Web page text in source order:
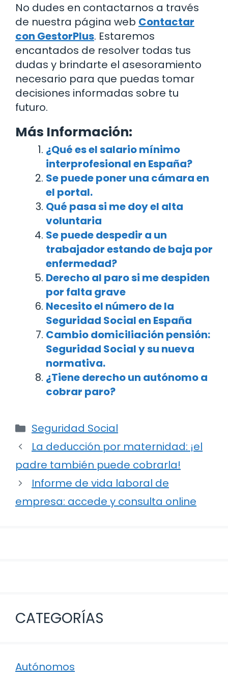
No dudes en contactarnos a través
de nuestra página web Contactar
con GestorPlus. Estaremos
encantados de resolver todas tus
dudas y brindarte el asesoramiento
necesario para que puedas tomar
decisiones informadas sobre tu
futuro.
Más Información:
¿Qué es el salario mínimo
interprofesional en España?
Se puede poner una cámara en
el portal.
Qué pasa si me doy el alta
voluntaria
Se puede despedir a un
trabajador estando de baja por
enfermedad?
Derecho al paro si me despiden
por falta grave
Necesito el número de la
Seguridad Social en España
Cambio domiciliación pensión:
Seguridad Social y su nueva
normativa.
¿Tiene derecho un autónomo a
cobrar paro?
Categorías
Seguridad Social
Navegación
de
entradas
La deducción por maternidad: ¡el
padre también puede cobrarla!
Informe de vida laboral de
empresa: accede y consulta online
CATEGORÍAS
Autónomos